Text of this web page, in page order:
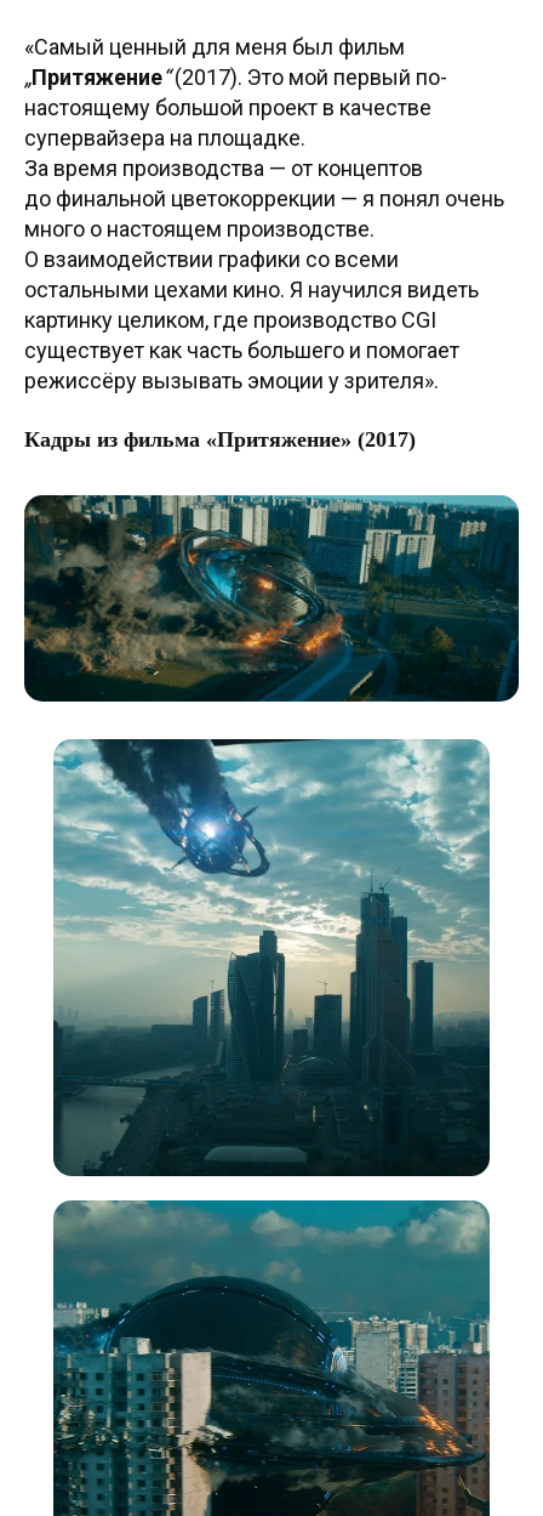
«Самый ценный для меня был фильм
„Притяжение“(2017). Это мой первый по-
настоящему большой проект в качестве
супервайзера на площадке.
За время производства — от концептов
до финальной цветокоррекции — я понял очень
много о настоящем производстве.
О взаимодействии графики со всеми
остальными цехами кино. Я научился видеть
картинку целиком, где производство CGI
существует как часть большего и помогает
режиссёру вызывать эмоции у зрителя».
Кадры из фильма «Притяжение» (2017)